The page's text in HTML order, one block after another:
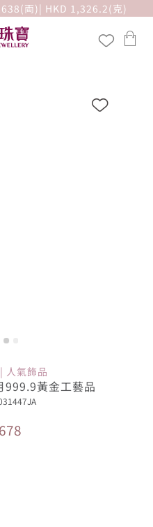
両)| HKD 1,326.2(克)
氣飾品
黃金工藝品